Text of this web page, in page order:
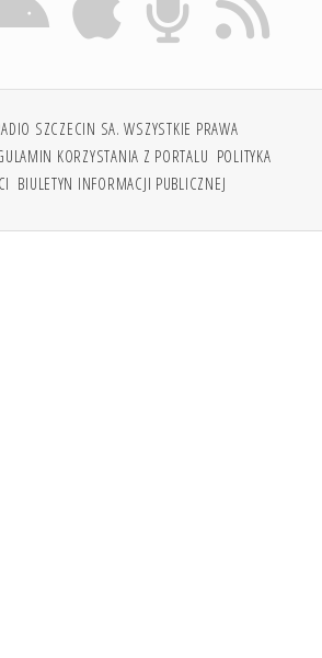
SZCZECIN SA. WSZYSTKIE PRAWA
KORZYSTANIA Z PORTALU POLITYKA
BIULETYN INFORMACJI PUBLICZNEJ